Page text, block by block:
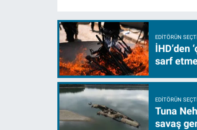
EDITÖRÜN
İHD’den
sarf
EDITÖRÜN
Tuna
savaş